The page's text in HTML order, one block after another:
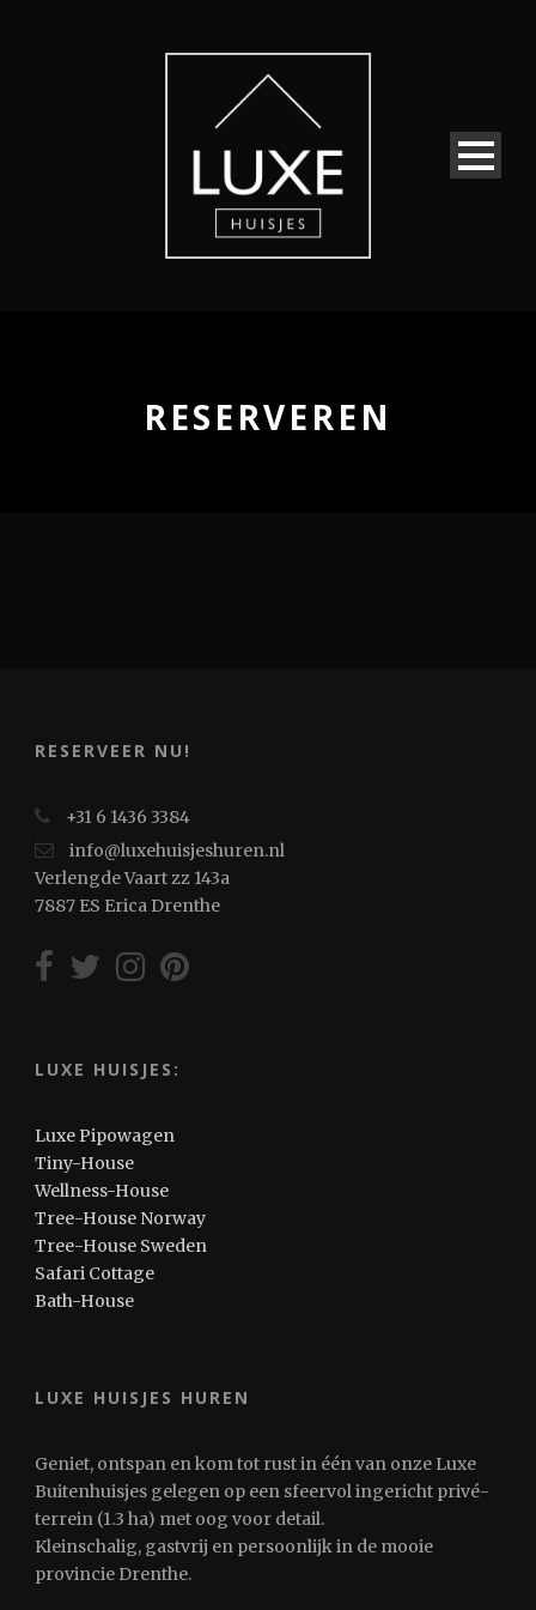
RESERVEREN
RESERVEER NU!
+31 6 1436 3384
info@luxehuisjeshuren.nl
Verlengde Vaart zz 143a
7887 ES Erica Drenthe
LUXE HUISJES:
Luxe Pipowagen
Tiny-House
Wellness-House
Tree-House Norway
Tree-House Sweden
Safari Cottage
Bath-House
LUXE HUISJES HUREN
Geniet, ontspan en kom tot rust in één van onze Luxe
Buitenhuisjes gelegen op een sfeervol ingericht privé-
terrein (1.3 ha) met oog voor detail.
Kleinschalig, gastvrij en persoonlijk in de mooie
provincie Drenthe.